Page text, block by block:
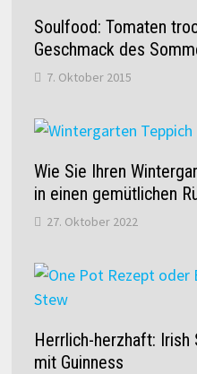
Soulfood: Tomaten
Geschmack des
7. Oktober 2015
Wie Sie Ihren
in einen gemütlichen
27. Oktober 2022
Herrlich-herzhaft:
mit Guinness